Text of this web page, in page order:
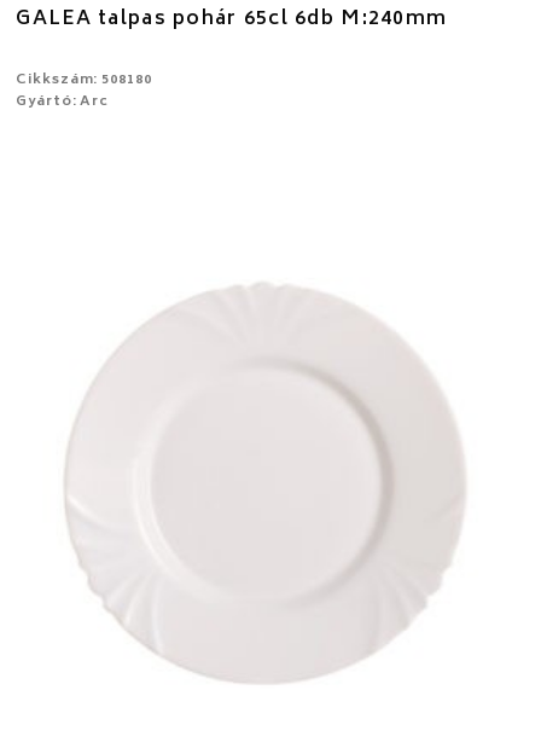
GALEA talpas pohár 65cl 6db M:240mm
Cikkszám: 508180
Gyártó: Arc